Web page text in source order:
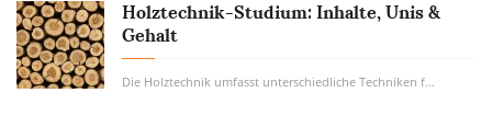
Holztechnik-Studium: Inhalte, Unis &
Gehalt
Die Holztechnik umfasst unterschiedliche Techniken für die Herstellung von Waren, die...